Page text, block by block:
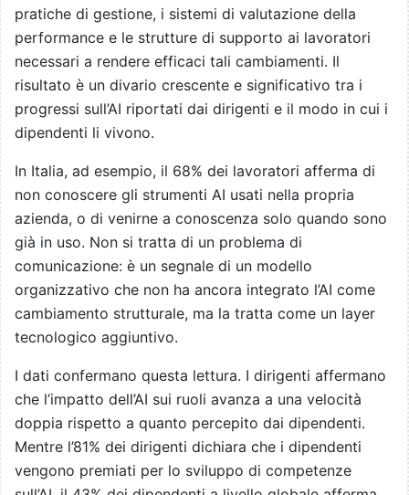
pratiche di gestione, i sistemi di valutazione della
performance e le strutture di supporto ai lavoratori
necessari a rendere efficaci tali cambiamenti. Il
risultato è un divario crescente e significativo tra i
progressi sull’AI riportati dai dirigenti e il modo in cui i
dipendenti li vivono.
In Italia, ad esempio, il 68% dei lavoratori afferma di
non conoscere gli strumenti AI usati nella propria
azienda, o di venirne a conoscenza solo quando sono
già in uso. Non si tratta di un problema di
comunicazione: è un segnale di un modello
organizzativo che non ha ancora integrato l’AI come
cambiamento strutturale, ma la tratta come un layer
tecnologico aggiuntivo.
I dati confermano questa lettura. I dirigenti affermano
che l’impatto dell’AI sui ruoli avanza a una velocità
doppia rispetto a quanto percepito dai dipendenti.
Mentre l’81% dei dirigenti dichiara che i dipendenti
vengono premiati per lo sviluppo di competenze